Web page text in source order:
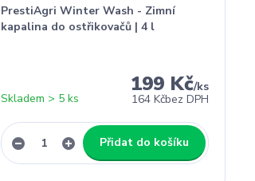
PrestiAgri Winter Wash - Zimní
kapalina do ostřikovačů | 4 l
199 Kč/ks
164 Kčbez DPH
Skladem > 5 ks
Přidat do košíku